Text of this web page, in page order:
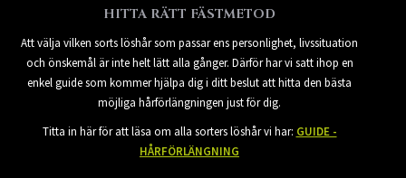
HITTA RÄTT FÄSTMETOD
Att välja vilken sorts löshår som passar ens personlighet, livssituation
och önskemål är inte helt lätt alla gånger. Därför har vi satt ihop en
enkel guide som kommer hjälpa dig i ditt beslut att hitta den bästa
möjliga hårförlängningen just för dig.
Titta in här för att läsa om alla sorters löshår vi har: GUIDE -
HÅRFÖRLÄNGNING